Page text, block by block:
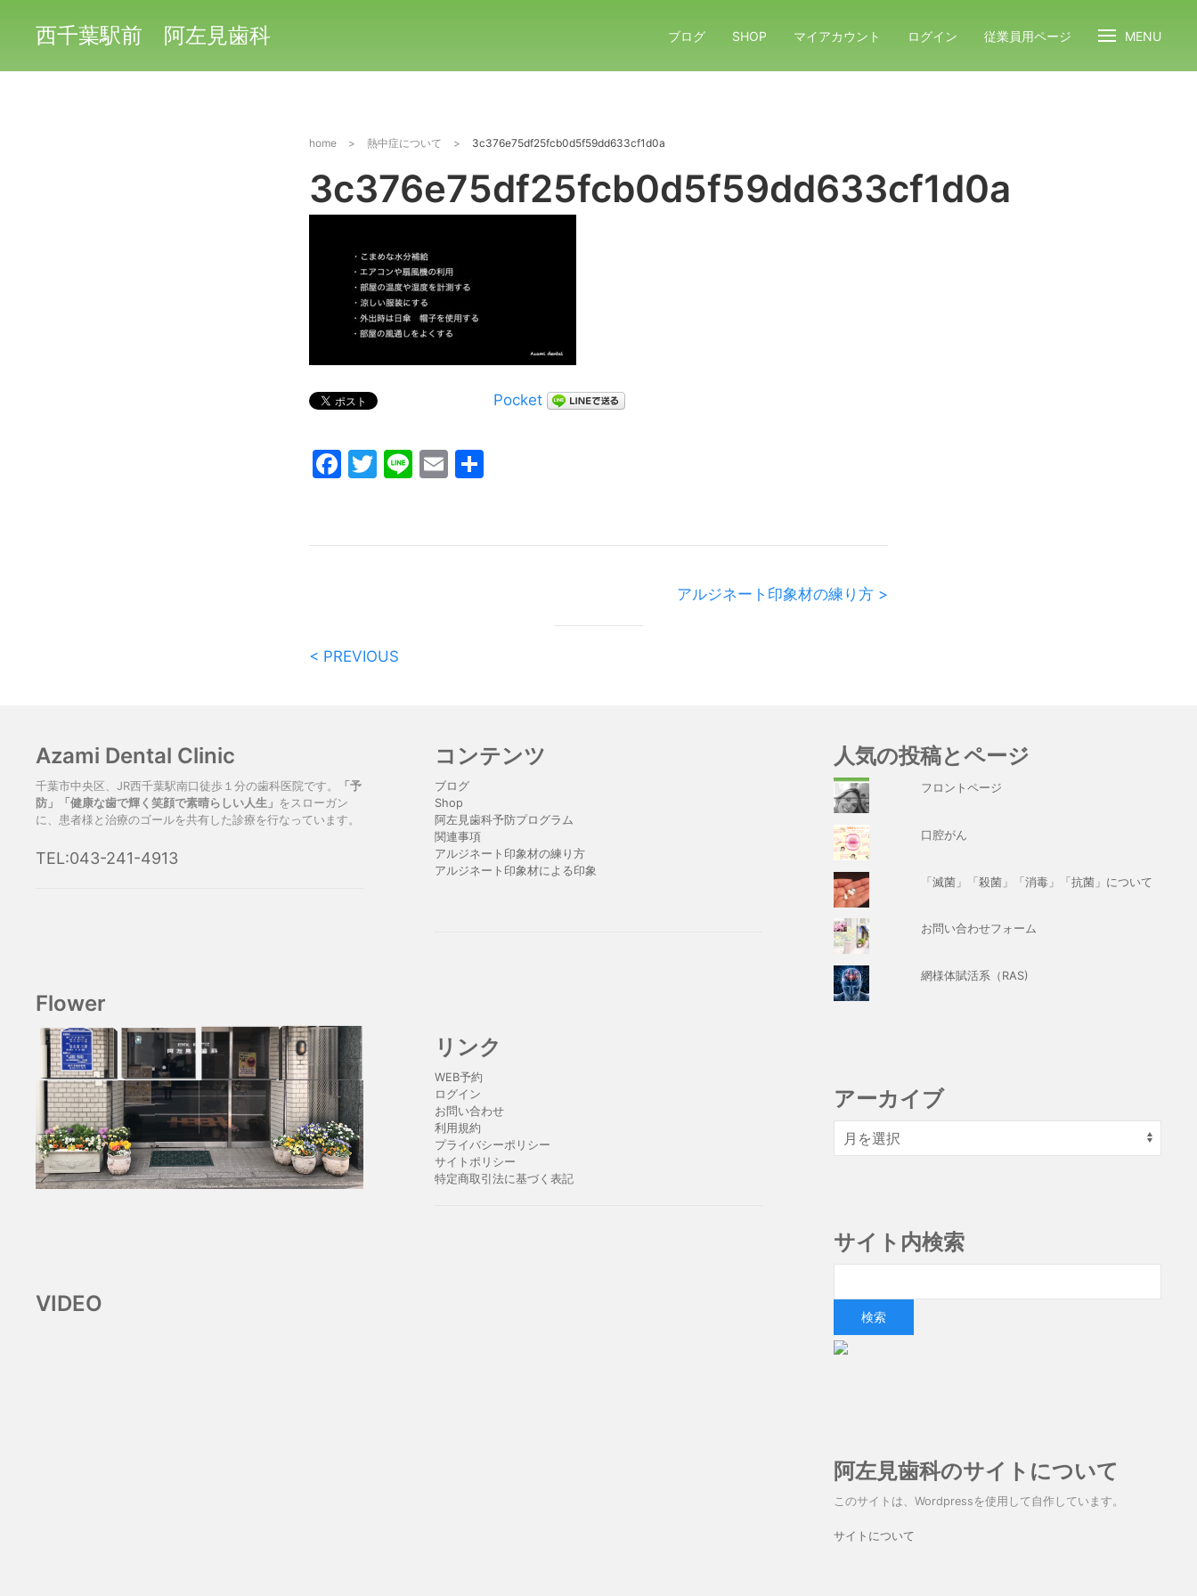
西千葉駅前 阿左見歯科 ブログ SHOP マイアカウント ログイン 従業員用ページ MENU
home > 熱中症について > 3c376e75df25fcb0d5f59dd633cf1d0a
3c376e75df25fcb0d5f59dd633cf1d0a
Pocket
Facebook
Twitter
LineEmail
アルジネート印象材の練り方 >
< PREVIOUS
Azami Dental Clinic
千葉市中央区、JR西千葉駅南口徒歩１分の歯科医院です。
「予
防」「健康な歯で輝く笑顔で素晴らしい人生」 をスローガン
に、患者様と治療のゴールを共有した診療を行なっています。
TEL:043-241-4913
Flower
VIDEO
コンテンツ
ブログ
Shop
阿左見歯科予防プログラム
関連事項
アルジネート印象材の練り方
アルジネート印象材による印象
リンク
WEB予約
ログイン
お問い合わせ
利用規約
プライバシーポリシー
サイトポリシー
特定商取引法に基づく表記
人気の投稿とページ
フロントページ
口腔がん
「滅菌」「殺菌」「消毒」「抗菌」について
お問い合わせフォーム
網様体賦活系（RAS)
アーカイブ
サイト内検索
阿左見歯科のサイトについて
このサイトは、Wordpressを使用して自作しています。
サイトについて